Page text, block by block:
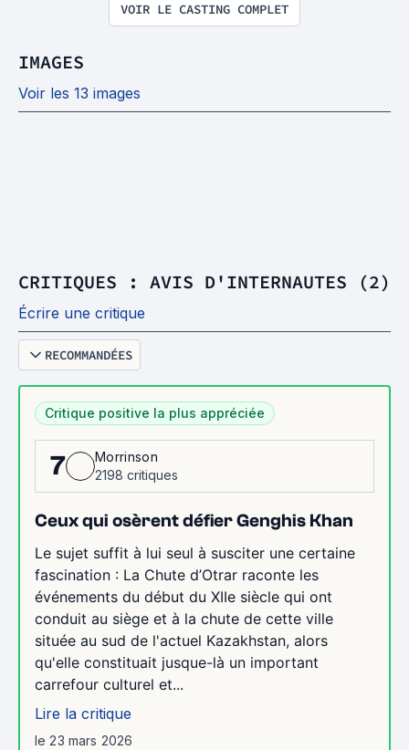
VOIR LE CASTING COMPLET
IMAGES
Voir les 13 images
CRITIQUES : AVIS D'INTERNAUTES (2)
Écrire une critique
RECOMMANDÉES
Critique positive la plus appréciée
7
Morrinson
2198 critiques
Ceux qui osèrent défier Genghis Khan
Le sujet suffit à lui seul à susciter une certaine
fascination : La Chute d’Otrar raconte les
événements du début du XIIe siècle qui ont
conduit au siège et à la chute de cette ville
située au sud de l'actuel Kazakhstan, alors
qu'elle constituait jusque-là un important
carrefour culturel et...
Lire la critique
le 23 mars 2026